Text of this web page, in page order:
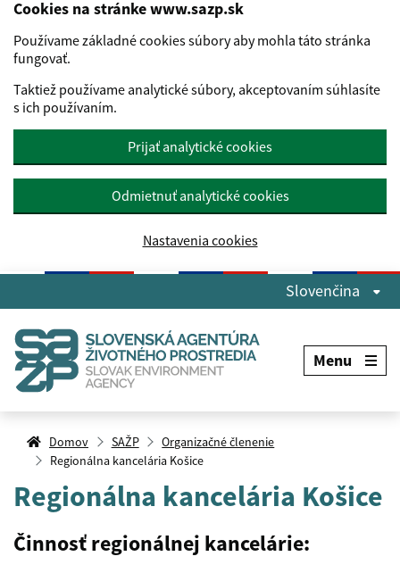
Cookies na stránke www.sazp.sk
Používame základné cookies súbory aby mohla táto stránka
fungovať.
Taktiež používame analytické súbory, akceptovaním súhlasíte
s ich používaním.
Prijať analytické cookies
Odmietnuť analytické cookies
Nastavenia cookies
Slovenčina
Menu
Domov SAŽP
Organizačné členenie
Regionálna kancelária Košice
Regionálna kancelária Košice
Činnosť regionálnej kancelárie: